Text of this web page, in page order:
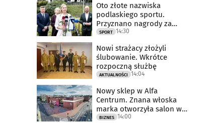
Oto złote nazwiska
podlaskiego sportu.
Przyznano nagrody za
2025 rok
SPORT 14:30
Nowi strażacy złożyli
ślubowanie. Wkrótce
rozpoczną służbę
AKTUALNOŚCI 14:04
Nowy sklep w Alfa
Centrum. Znana włoska
marka otworzyła salon w
Białymstoku
BIZNES 14:00